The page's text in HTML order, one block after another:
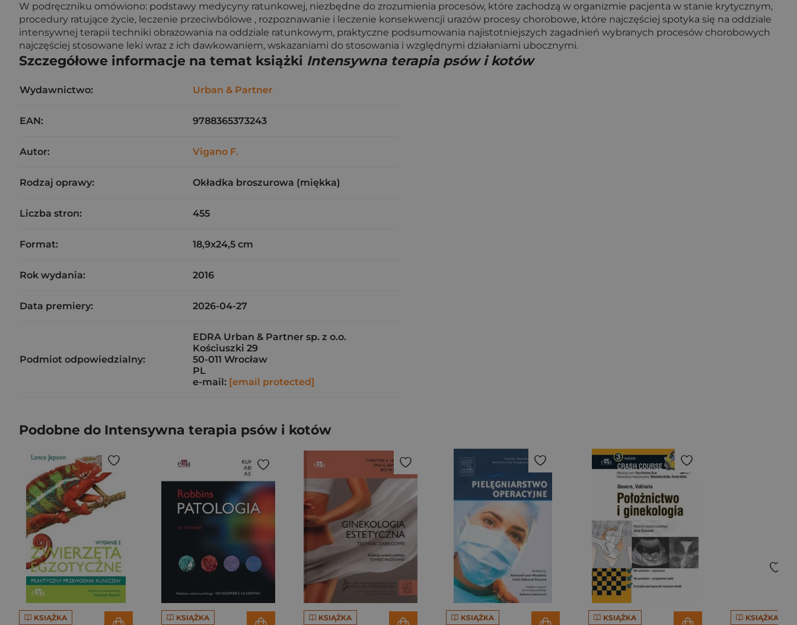
W podręczniku omówiono: podstawy medycyny ratunkowej, niezbędne do zrozumienia procesów, które zachodzą w organizmie pacjenta w stanie krytycznym,
procedury ratujące życie, leczenie przeciwbólowe , rozpoznawanie i leczenie konsekwencji urazów procesy chorobowe, które najczęściej spotyka się na oddziale
intensywnej terapii techniki obrazowania na oddziale ratunkowym, praktyczne podsumowania najistotniejszych zagadnień wybranych procesów chorobowych
najczęściej stosowane leki wraz z ich dawkowaniem, wskazaniami do stosowania i względnymi działaniami ubocznymi.
Szczegółowe informacje na temat książki Intensywna terapia psów i kotów
Wydawnictwo: Urban & Partner
EAN: 9788365373243
Autor: Vigano F.
Rodzaj oprawy: Okładka broszurowa (miękka)
Liczba stron: 455
Format: 18,9x24,5 cm
Rok wydania: 2016
Data premiery: 2026-04-27
Podmiot odpowiedzialny:
EDRA Urban & Partner sp. z o.o.
Kościuszki 29
50-011 Wrocław
PL
e-mail: [email protected]
Podobne do Intensywna terapia psów i kotów
KSIĄŻKA KSIĄŻKA KSIĄŻKA KSIĄŻKA KSIĄŻKA KSIĄŻKA